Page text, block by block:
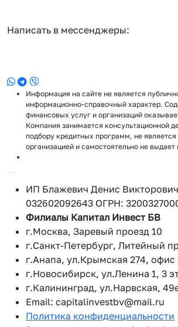
ИП Блажевич Денис
032602092643 ОГРН:
Филиалы Капитал Инвест БВ
г.Москва, Заревый проезд 10
г.Санкт-Петербург, Литейный
г.Анапа, ул.Крымская 274, офис
г.Новосибирск, ул.Ленина 1, 3
г.Калининград, ул.Нарвская,
Email: capitalinvestbv@mail.ru
Политика конфиденциальности
Написать в мессенджеры:
Информация на сайте не является
информационно-справочный характер.
финансовых услуг и организаций
Компания занимается консультационной
подбору кредитных программ, не является
организацией и самостоятельно не выдает